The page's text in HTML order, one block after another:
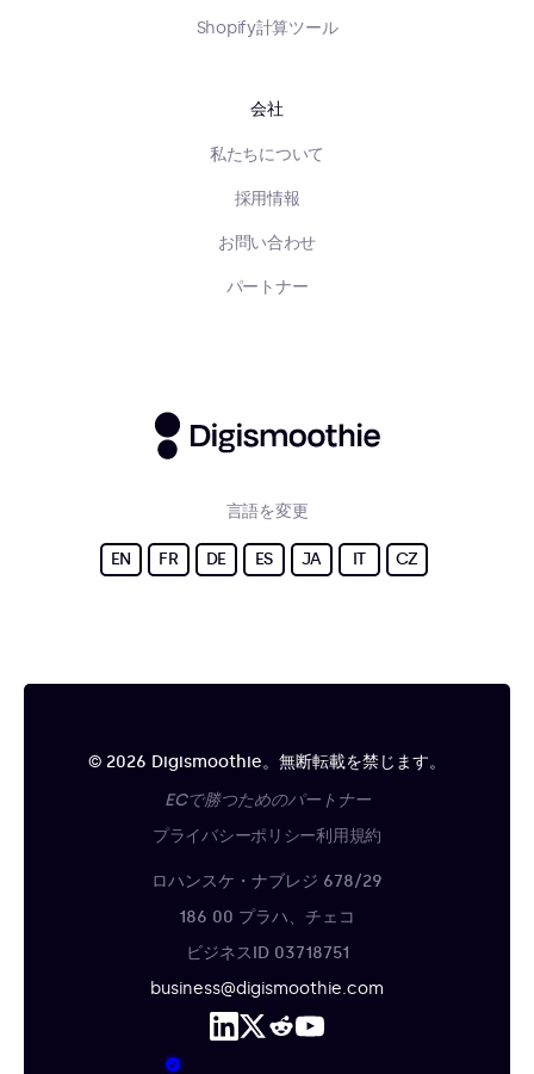
Shopify計算ツール
会社
私たちについて
採用情報
お問い合わせ
パートナー
言語を変更
EN FR DE ES JA IT CZ
© 2026 Digismoothie。無断転載を禁じます。
ECで勝つためのパートナー
プライバシーポリシー利用規約
ロハンスケ・ナブレジ 678/29
186 00 プラハ、チェコ
ビジネスID 03718751
business@digismoothie.com